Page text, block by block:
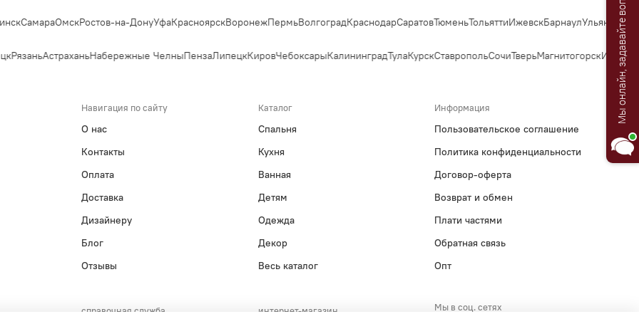
СамараОмскРостов-на-ДонуУфаКрасноярскВоронежПермьВолгоградКраснодарСаратовТюменьТольяттиИжевскБарнаулУльяновск
РязаньАстраханьНабережные ЧелныПензаЛипецкКировЧебоксарыКалининградТулаКурскСтавропольСочиТверьМагнитогорскИваново
Навигация по сайту
О нас
Контакты
Оплата
Доставка
Дизайнеру
Блог
Отзывы
Каталог
Спальня
Кухня
Ванная
Детям
Одежда
Декор
Весь каталог
Информация
Пользовательское соглашение
Политика конфиденциальности
Договор-оферта
Возврат и обмен
Плати частями
Обратная связь
Опт
справочная служба интернет-магазин Мы в соц. сетях
Мы онлайн, задавайте вопросы!